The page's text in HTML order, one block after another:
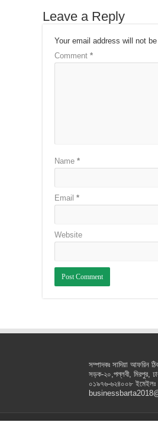
Leave a Reply
Your email address will not
Comment *
Name *
Email *
Website
সম্পাদকঃ সাদিয়া আফরিন
সড়ক-২০,পল্লবী, মিরপুর,
০১৯৭৬-৬২৪০০৮ ইমেইলঃ